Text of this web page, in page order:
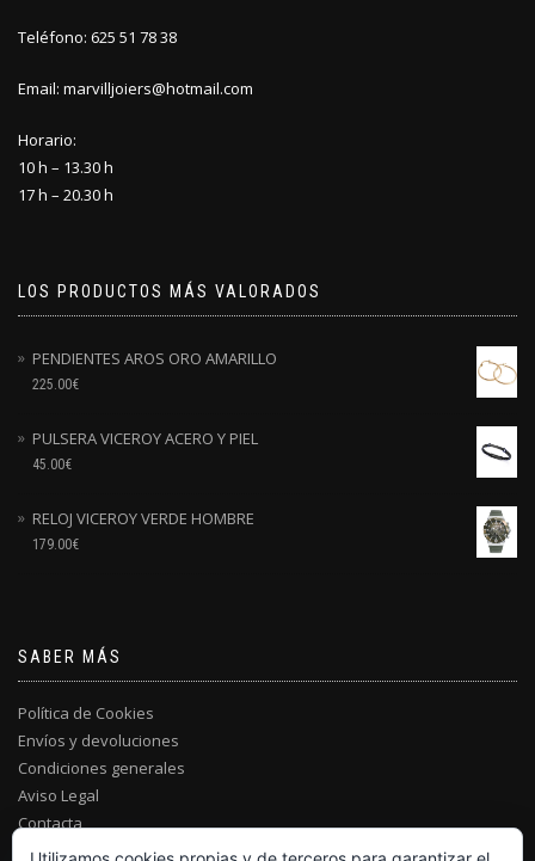
Teléfono: 625 51 78 38
Email: marvilljoiers@hotmail.com
Horario:
10 h – 13.30 h
17 h – 20.30 h
LOS PRODUCTOS MÁS VALORADOS
PENDIENTES AROS ORO AMARILLO
225.00€
PULSERA VICEROY ACERO Y PIEL
45.00€
RELOJ VICEROY VERDE HOMBRE
179.00€
SABER MÁS
Política de Cookies
Envíos y devoluciones
Condiciones generales
Aviso Legal
Contacta